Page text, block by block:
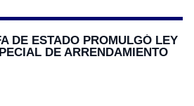
DE ESTADO PROMULGÓ LEY
DE ARRENDAMIENTO